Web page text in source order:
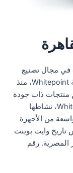
في مجال تصنيع
الأجهزة المنزلية في مصر، حيث تأسست شركة Whitepoint، منذ
منتجات ذات جودة
عالية تلبي احتياجات المستهلكين. بدأت Whitepoint، نشاطها
من الأجهزة
وايت بوينت
المصرية. رقم